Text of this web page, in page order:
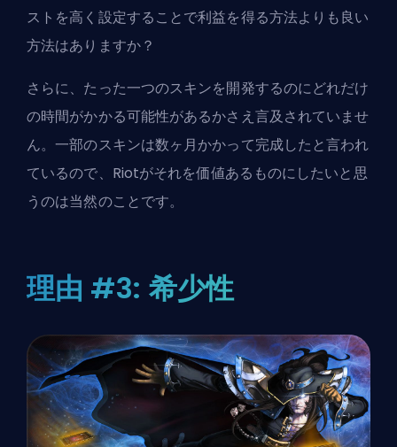
ストを高く設定することで利益を得る方法よりも良い
方法はありますか？
さらに、たった一つのスキンを開発するのにどれだけ
の時間がかかる可能性があるかさえ言及されていませ
ん。一部のスキンは数ヶ月かかって完成したと言われ
ているので、Riotがそれを価値あるものにしたいと思
うのは当然のことです。
理由 #3: 希少性